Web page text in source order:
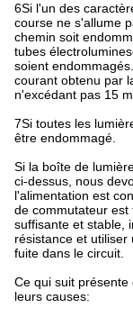
6Si l'un des
course ne s'allume
chemin soit
tubes
soient
courant obtenu par
n'excédant pas 15
7Si toutes les
être endommagé.
Si la boîte de
ci-dessus, nous
l'alimentation est
de commutateur
suffisante et stable,
résistance et
fuite dans le circuit.
Ce qui suit
leurs causes: